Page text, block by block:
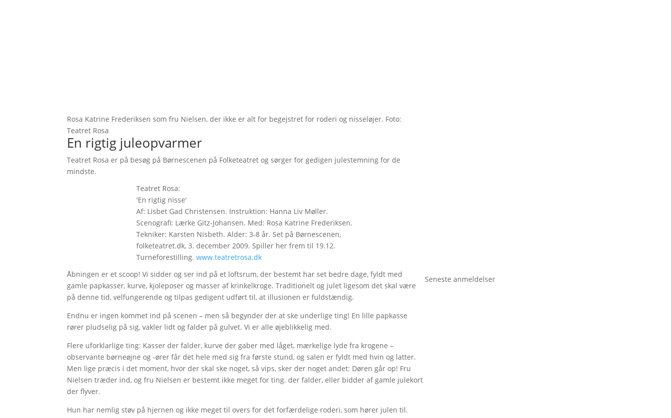
Rosa Katrine Frederiksen som fru Nielsen, der ikke er alt for begejstret for roderi og nisseløjer. Foto:
Teatret Rosa
En rigtig juleopvarmer
Teatret Rosa er på besøg på Børnescenen på Folketeatret og sørger for gedigen julestemning for de
mindste.
Teatret Rosa:
'En rigtig nisse'
Af: Lisbet Gad Christensen. Instruktion: Hanna Liv Møller.
Scenografi: Lærke Gitz-Johansen. Med: Rosa Katrine Frederiksen.
Tekniker: Karsten Nisbeth. Alder: 3-8 år. Set på Børnescenen,
folketeatret.dk, 3. december 2009. Spiller her frem til 19.12.
Turneforestilling. www.teatretrosa.dk
Åbningen er et scoop! Vi sidder og ser ind på et loftsrum, der bestemt har set bedre dage, fyldt med
gamle papkasser, kurve, kjoleposer og masser af krinkelkroge. Traditionelt og julet ligesom det skal være
på denne tid, velfungerende og tilpas gedigent udført til, at illusionen er fuldstændig.
Endnu er ingen kommet ind på scenen – men så begynder der at ske underlige ting! En lille papkasse
rører pludselig på sig, vakler lidt og falder på gulvet. Vi er alle øjeblikkelig med.
Flere uforklarlige ting: Kasser der falder, kurve der gaber med låget, mærkelige lyde fra krogene –
observante børneøjne og -ører får det hele med sig fra første stund, og salen er fyldt med hvin og latter.
Men lige præcis i det moment, hvor der skal ske noget, så vips, sker der noget andet: Døren går op! Fru
Nielsen træder ind, og fru Nielsen er bestemt ikke meget for ting. der falder, eller bidder af gamle julekort
der flyver.
Hun har nemlig støv på hjernen og ikke meget til overs for det forfærdelige roderi, som hører julen til.
Seneste anmeldelser